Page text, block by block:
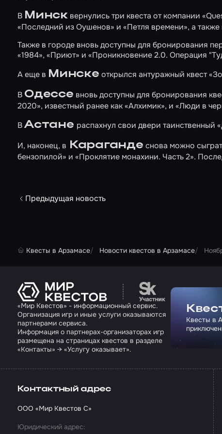
В Минсквернулись три квеста от компании
«Последний из Оушенов» и «Петля времени», а
Также в городе вновь доступны для бронирования
«1984», «Приют» и «Проникновение 2.0. Операция
А еще в Минске открылся антуражный квест
В Одессе вновь доступны для бронирования
2020», известный ранее как «Алхимик», и «Люди в
ВАстане распахнул свои двери таинственный
И, наконец, в Караганде снова можно
бензопилой» и «Проклятие монахини. Часть 2».
Предыдущая новость
Квесты в Арзамасе Новости квестов в Арзамасе
Перейти на сайт
«Мир Квестов» - информационный сервис.
Организация игр и иные услуги оказываются
партнерами сервиса.
Информация о партнерах-организаторах игр
размещена на страницах квестов в разделе
«Контакты» → «Услугу оказывает».
Квесты в
Контактный адрес
ООО «Мир Квестов С»
Юридический адрес: